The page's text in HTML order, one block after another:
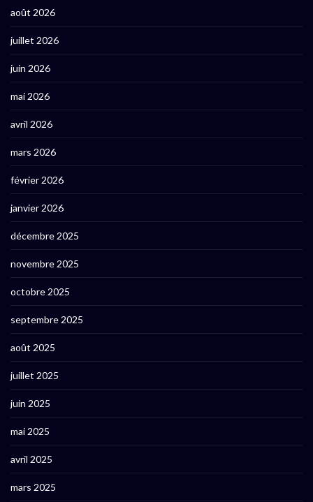
août 2026
juillet 2026
juin 2026
mai 2026
avril 2026
mars 2026
février 2026
janvier 2026
décembre 2025
novembre 2025
octobre 2025
septembre 2025
août 2025
juillet 2025
juin 2025
mai 2025
avril 2025
mars 2025